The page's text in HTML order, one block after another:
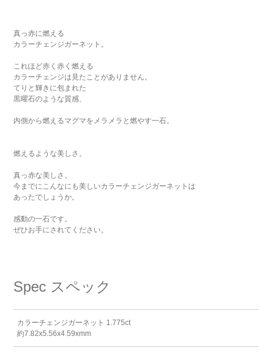
真っ赤に燃える
カラーチェンジガーネット。
これほど赤く赤く燃える
カラーチェンジは見たことがありません。
てりと輝きに包まれた
黒曜石のような質感、
内側から燃えるマグマをメラメラと燃やす一石。
燃えるような美しさ。
真っ赤な美しさ。
今までにこんなにも美しいカラーチェンジガーネットは
あったでしょうか。
感動の一石です。
ぜひお手にされてください。
Spec スペック
カラーチェンジガーネット 1.775ct
約7.82x5.56x4.59xmm